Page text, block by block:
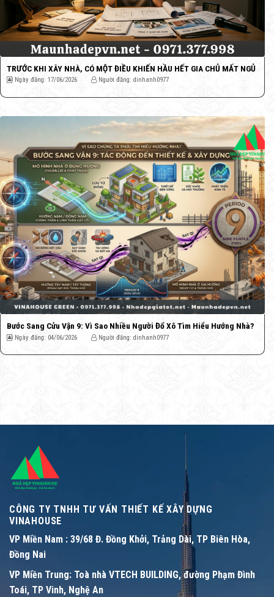
TRƯỚC KHI XÂY NHÀ, CÓ MỘT ĐIỀU KHIẾN HẦU HẾT GIA CHỦ MẤT NGỦ
Ngày đăng: 17/06/2026 Người đăng: dinhanh0977
Bước Sang Cửu Vận 9: Vì Sao Nhiều Người Đổ Xô Tìm Hiểu Hướng Nhà?
Ngày đăng: 04/06/2026 Người đăng: dinhanh0977
CÔNG TY TNHH TƯ VẤN THIẾT KẾ XÂY DỰNG
VINAHOUSE
VP Miền Nam : 39/68 Đ. Đồng Khởi, Trảng Dài, TP Biên Hòa,
Đồng Nai
VP Miền Trung: Toà nhà VTECH BUILDING, đường Phạm Đình
Toái, TP Vinh, Nghệ An